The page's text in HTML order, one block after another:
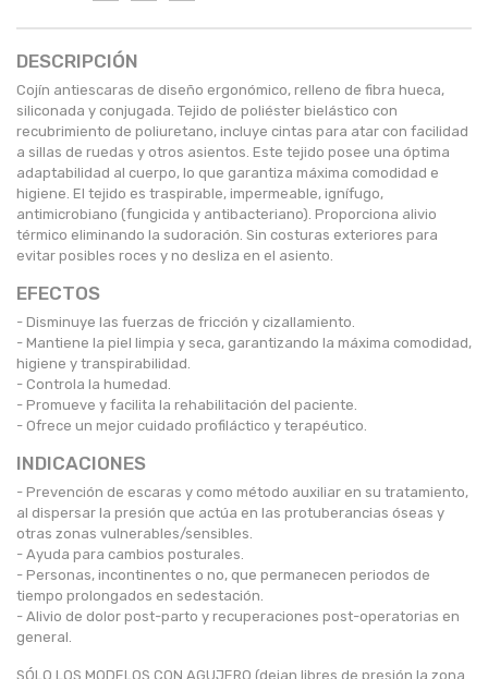
DESCRIPCIÓN
Cojín antiescaras de diseño ergonómico, relleno de fibra hueca,
siliconada y conjugada. Tejido de poliéster bielástico con
recubrimiento de poliuretano, incluye cintas para atar con facilidad
a sillas de ruedas y otros asientos. Este tejido posee una óptima
adaptabilidad al cuerpo, lo que garantiza máxima comodidad e
higiene. El tejido es traspirable, impermeable, ignífugo,
antimicrobiano (fungicida y antibacteriano). Proporciona alivio
térmico eliminando la sudoración. Sin costuras exteriores para
evitar posibles roces y no desliza en el asiento.
EFECTOS
- Disminuye las fuerzas de fricción y cizallamiento.
- Mantiene la piel limpia y seca, garantizando la máxima comodidad,
higiene y transpirabilidad.
- Controla la humedad.
- Promueve y facilita la rehabilitación del paciente.
- Ofrece un mejor cuidado profiláctico y terapéutico.
INDICACIONES
- Prevención de escaras y como método auxiliar en su tratamiento,
al dispersar la presión que actúa en las protuberancias óseas y
otras zonas vulnerables/sensibles.
- Ayuda para cambios posturales.
- Personas, incontinentes o no, que permanecen periodos de
tiempo prolongados en sedestación.
- Alivio de dolor post-parto y recuperaciones post-operatorias en
general.
SÓLO LOS MODELOS CON AGUJERO (dejan libres de presión la zona